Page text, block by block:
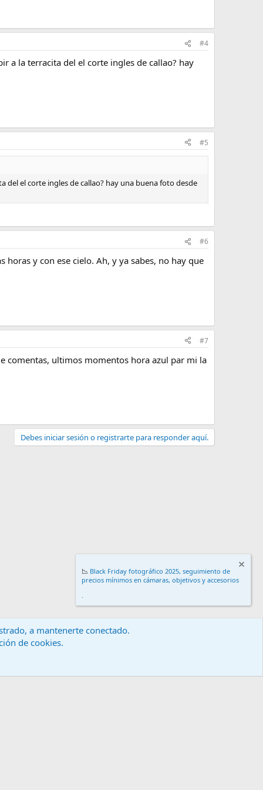
#4
a la terracita del el corte ingles de callao? hay
#5
del el corte ingles de callao? hay una buena foto desde
#6
horas y con ese cielo. Ah, y ya sabes, no hay que
#7
comentas, ultimos momentos hora azul par mi la
Debes iniciar sesión o registrarte para responder aquí.
y reglas
📉 Black Friday fotográfico 2025, seguimiento de
precios mínimos en cámaras, objetivos y accesorios
.
a mantenerte conectado.
de cookies.